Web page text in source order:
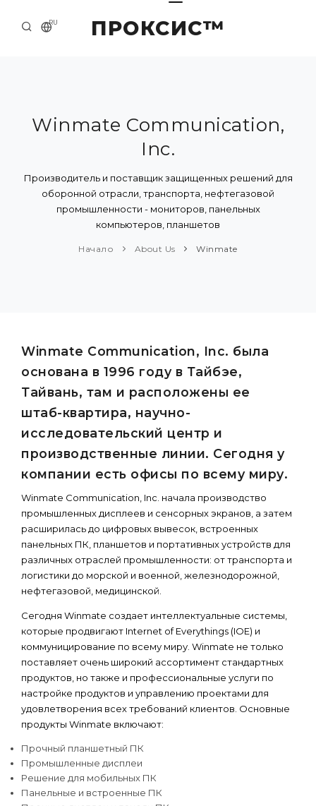
ПРОКСИС™
RU
О КОМПАНИИ
КАТАЛОГ ПРОДУКЦИИ
ПРЕСС-ЦЕНТР
Winmate Communication,
Inc.
Производитель и поставщик защищенных решений для
оборонной отрасли, транспорта, нефтегазовой
промышленности - мониторов, панельных
компьютеров, планшетов
Начало About Us Winmate
Winmate Communication, Inc. была
основана в 1996 году в Тайбэе,
Тайвань, там и расположены ее
штаб-квартира, научно-
исследовательский центр и
производственные линии. Сегодня у
компании есть офисы по всему миру.
Winmate Communication, Inc. начала производство
промышленных дисплеев и сенсорных экранов, а затем
расширилась до цифровых вывесок, встроенных
панельных ПК, планшетов и портативных устройств для
различных отраслей промышленности: от транспорта и
логистики до морской и военной, железнодорожной,
нефтегазовой, медицинской.
Сегодня Winmate создает интеллектуальные системы,
которые продвигают Internet of Everythings (IOE) и
коммуницирование по всему миру. Winmate не только
поставляет очень широкий ассортимент стандартных
продуктов, но также и профессиональные услуги по
настройке продуктов и управлению проектами для
удовлетворения всех требований клиентов. Основные
продукты Winmate включают:
Прочный планшетный ПК
Промышленные дисплеи
Решение для мобильных ПК
Панельные и встроенные ПК